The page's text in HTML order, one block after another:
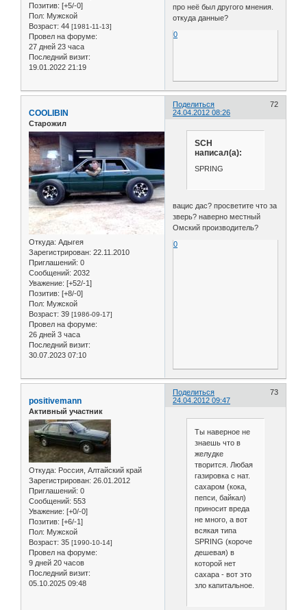
Позитив: [+5/-0]
Пол: Мужской
Возраст: 44 [1981-11-13]
Провел на форуме:
27 дней 23 часа
Последний визит:
19.01.2022 21:19
про неё был другого мнения.
откуда данные?
0
Поделиться
72
24.04.2012 08:26
COOLIBIN
Старожил
Откуда: Адыгея
Зарегистрирован: 22.11.2010
Приглашений: 0
Сообщений: 2032
Уважение: [+52/-1]
Позитив: [+8/-0]
Пол: Мужской
Возраст: 39 [1986-09-17]
Провел на форуме:
26 дней 3 часа
Последний визит:
30.07.2023 07:10
SCH
написал(а):
SPRING
вацис дас? просветите что за
зверь? наверно местный
Омский производитель?
0
Поделиться
73
24.04.2012 09:47
positivemann
Активный участник
Откуда: Россия, Алтайский край
Зарегистрирован: 26.01.2012
Приглашений: 0
Сообщений: 553
Уважение: [+0/-0]
Позитив: [+6/-1]
Пол: Мужской
Возраст: 35 [1990-10-14]
Провел на форуме:
9 дней 20 часов
Последний визит:
05.10.2025 09:48
Ты наверное не
знаешь что в
желудке
творится. Любая
газировка с нат.
сахаром (кока,
пепси, байкал)
приносит вреда
не много, а вот
всякая типа
SPRING (короче
дешевая) в
которой нет
сахара - вот это
зло капитальное.